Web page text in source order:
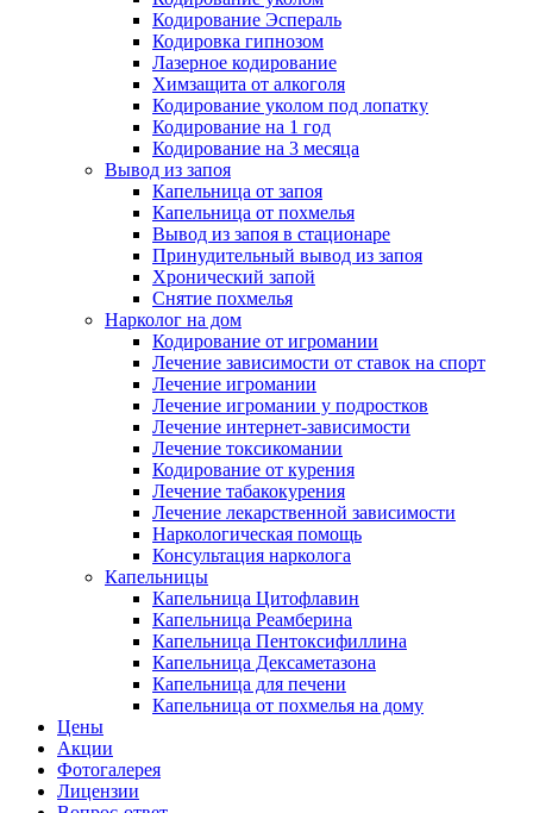
Кодирование Эспераль
Кодировка гипнозом
Лазерное кодирование
Химзащита от алкоголя
Кодирование уколом под лопатку
Кодирование на 1 год
Кодирование на 3 месяца
Вывод из запоя
Капельница от запоя
Капельница от похмелья
Вывод из запоя в стационаре
Принудительный вывод из запоя
Хронический запой
Снятие похмелья
Нарколог на дом
Кодирование от игромании
Лечение зависимости от ставок на спорт
Лечение игромании
Лечение игромании у подростков
Лечение интернет-зависимости
Лечение токсикомании
Кодирование от курения
Лечение табакокурения
Лечение лекарственной зависимости
Наркологическая помощь
Консультация нарколога
Капельницы
Капельница Цитофлавин
Капельница Реамберина
Капельница Пентоксифиллина
Капельница Дексаметазона
Капельница для печени
Капельница от похмелья на дому
Цены
Акции
Фотогалерея
Лицензии